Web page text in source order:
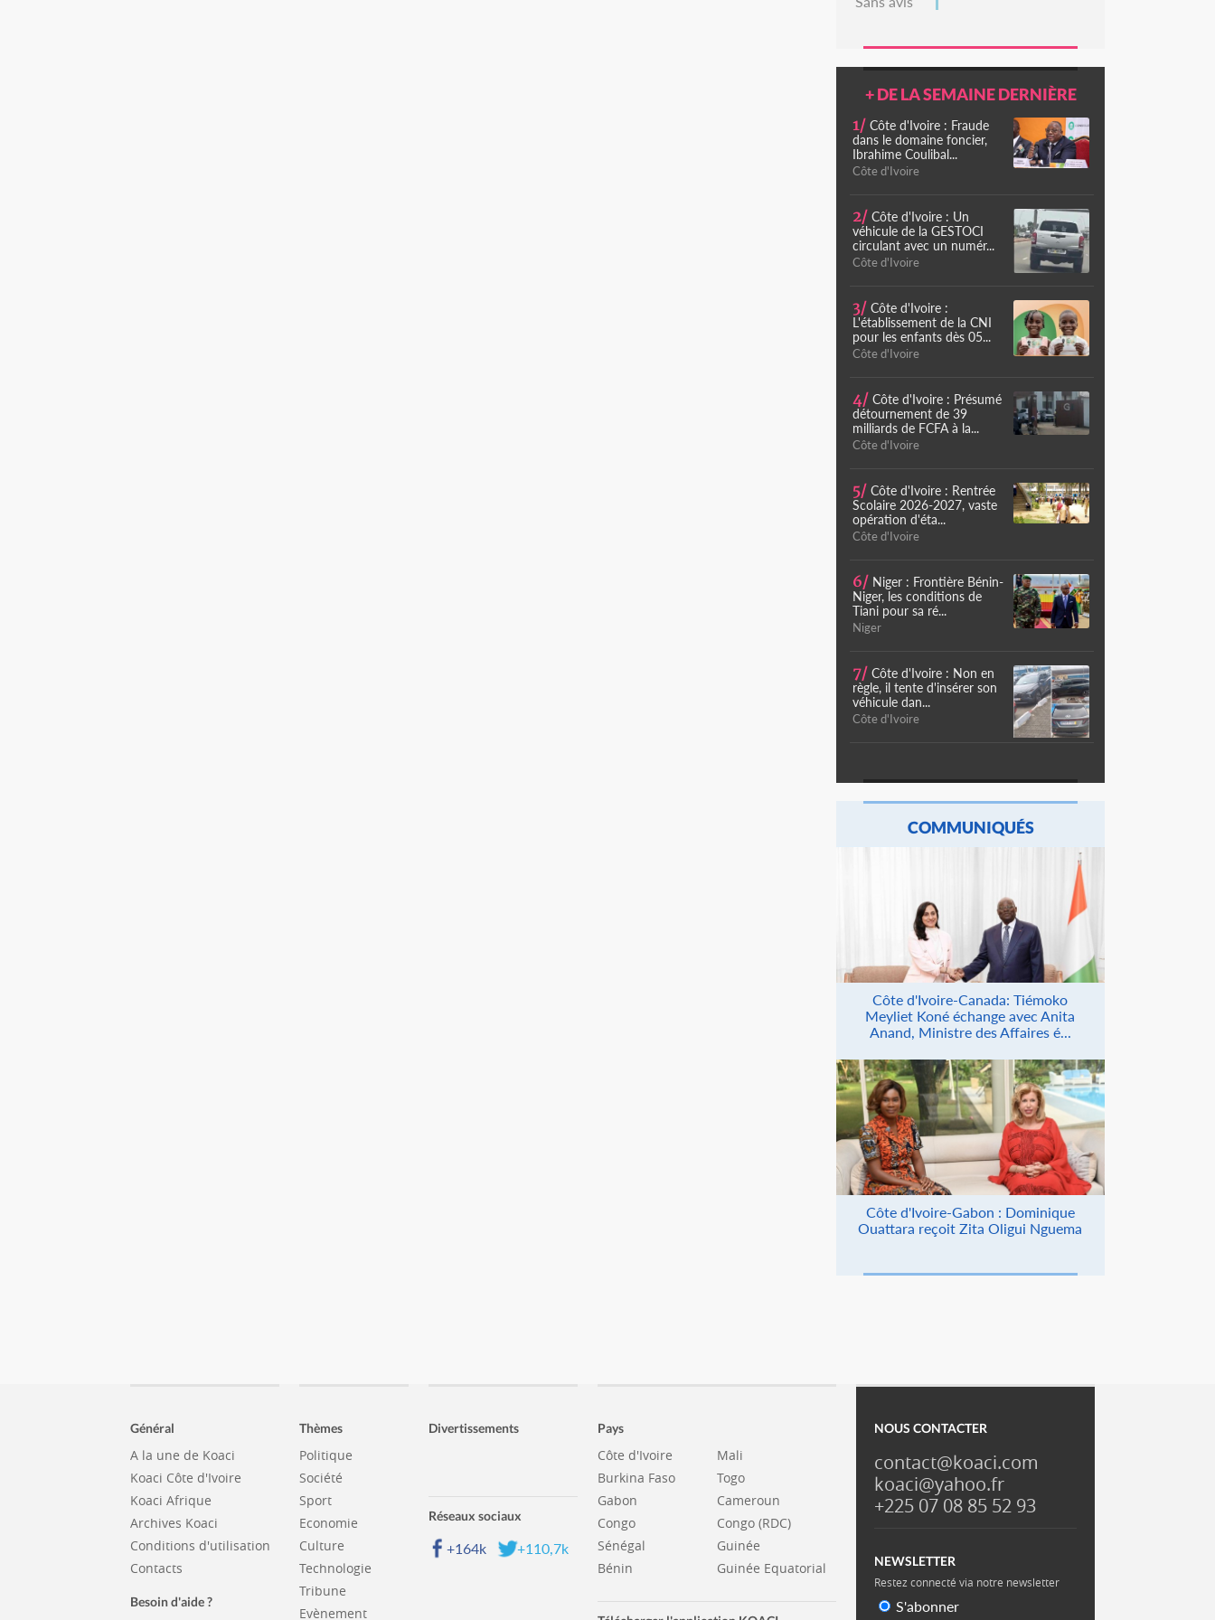
+ DE LA SEMAINE DERNIÈRE
1/ Côte d'Ivoire : Fraude
dans le domaine foncier,
Ibrahime Coulibal...
Côte d'Ivoire
2/ Côte d'Ivoire : Un
véhicule de la GESTOCI
circulant avec un numér...
Côte d'Ivoire
3/ Côte d'Ivoire :
L'établissement de la CNI
pour les enfants dès 05...
Côte d'Ivoire
4/ Côte d'Ivoire : Présumé
détournement de 39
milliards de FCFA à la...
Côte d'Ivoire
5/ Côte d'Ivoire : Rentrée
Scolaire 2026-2027, vaste
opération d'éta...
Côte d'Ivoire
6/ Niger : Frontière Bénin-
Niger, les conditions de
Tiani pour sa ré...
Niger
7/ Côte d'Ivoire : Non en
règle, il tente d'insérer son
véhicule dan...
Côte d'Ivoire
COMMUNIQUÉS
Côte d'Ivoire-Canada: Tiémoko
Meyliet Koné échange avec Anita
Anand, Ministre des Affaires é...
Côte d'Ivoire-Gabon : Dominique
Ouattara reçoit Zita Oligui Nguema
Général
A la une de Koaci
Koaci Côte d'Ivoire
Koaci Afrique
Archives Koaci
Conditions d'utilisation
Contacts
Besoin d'aide ?
Thèmes
Politique
Société
Sport
Economie
Culture
Technologie
Tribune
Evènement
Divertissements
Réseaux sociaux
+164k +110,7k
Pays
Côte d'Ivoire
Burkina Faso
Gabon
Congo
Sénégal
Bénin
Mali
Togo
Cameroun
Congo (RDC)
Guinée
Guinée Equatorial
NOUS CONTACTER
contact@koaci.com
koaci@yahoo.fr
+225 07 08 85 52 93
NEWSLETTER
Restez connecté via notre newsletter
S'abonner